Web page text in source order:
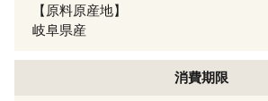
【原料原産地】
岐阜県産
消費期限